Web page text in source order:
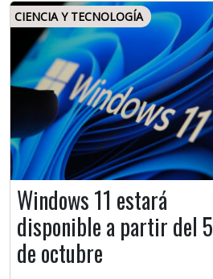
CIENCIA Y TECNOLOGÍA
Windows 11 estará
disponible a partir del 5
de octubre